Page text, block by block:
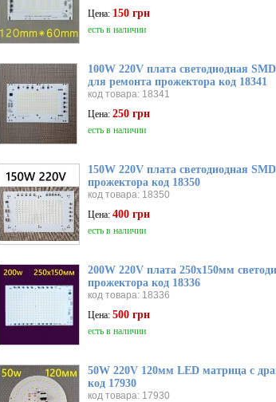
Цена: 150 грн
есть в наличии
100W 220V плата светодиодная
для ремонта прожектора код 18341
код товара: 18341
Цена: 250 грн
есть в наличии
150W 220V плата светодиодная
прожектора код 18350
код товара: 18350
Цена: 400 грн
есть в наличии
200W 220V плата 250х150мм
прожектора код 18336
код товара: 18336
Цена: 500 грн
есть в наличии
50W 220V 120мм LED матрица с
код 17930
код товара: 17930